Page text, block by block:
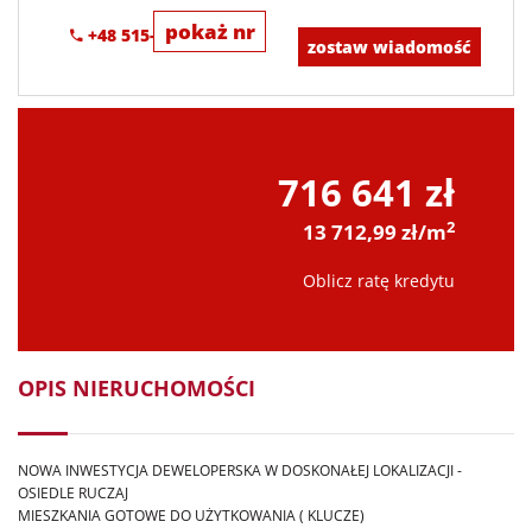
pokaż nr
+48 515-634-552
zostaw wiadomość
716 641 zł
13 712,99 zł/m2
Oblicz ratę kredytu
OPIS NIERUCHOMOŚCI
NOWA INWESTYCJA DEWELOPERSKA W DOSKONAŁEJ LOKALIZACJI -
OSIEDLE RUCZAJ
MIESZKANIA GOTOWE DO UŻYTKOWANIA ( KLUCZE)